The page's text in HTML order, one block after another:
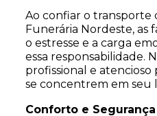
Ao confiar o transporte
Funerária Nordeste, as
o estresse e a carga
essa responsabilidade.
profissional e
se concentrem em seu
Conforto e Segurança